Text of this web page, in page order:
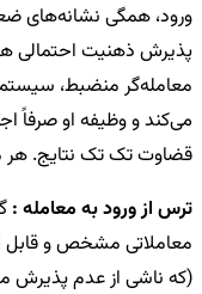
ورود، همگی نشانه‌های
پذیرش ذهنیت احتمالی
می‌کند و وظیفه او صرفاً
قضاوت تک تک نتایج. هر
ترس از ورود به معامله :
معاملاتی مشخص و قابل
(که ناشی از عدم پذیرش